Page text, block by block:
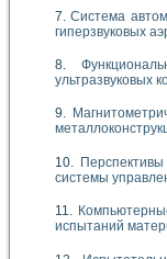
Система
гиперзвуковых
ультразвуковых
системы
испытаний